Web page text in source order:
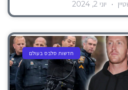
יוני 2, 2024
חדשות סלבס בעולם